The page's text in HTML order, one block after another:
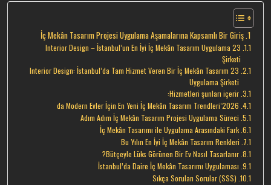
İç Mekân Tasarım Projesi Uygulama Aşamalarına Kapsamlı Bir Giriş
23 Interior Design – İstanbul’un En İyi İç Mekân Tasarım Uygulama
Şirketi
23 Interior Design: İstanbul’da Tam Hizmet Veren Bir İç Mekân Tasarım
Uygulama Şirketi
Hizmetleri şunları içerir:
2026’da Modern Evler İçin En Yeni İç Mekân Tasarım Trendleri
Adım Adım İç Mekân Tasarım Projesi Uygulama Süreci
İç Mekân Tasarımı ile Uygulama Arasındaki Fark
Bu Yılın En İyi İç Mekân Tasarım Renkleri
Bütçeyle Lüks Görünen Bir Ev Nasıl Tasarlanır?
İstanbul’da Daire İç Mekân Tasarımı Uygulaması
Sıkça Sorulan Sorular (SSS)